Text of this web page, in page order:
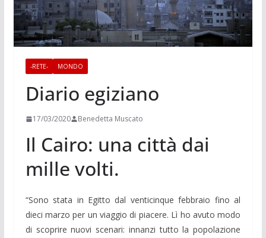
-RETE- MONDO
Diario egiziano
17/03/2020 Benedetta Muscato
Il Cairo: una città dai
mille volti.
“Sono stata in Egitto dal venticinque febbraio fino al
dieci marzo per un viaggio di piacere. Lì ho avuto modo
di scoprire nuovi scenari: innanzi tutto la popolazione